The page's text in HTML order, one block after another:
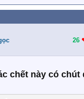
26
chết này có chút